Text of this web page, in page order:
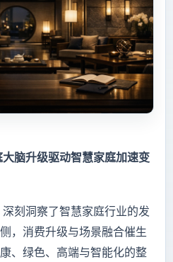
脑升级驱动智慧家庭加速变
深刻洞察了智慧家庭行业的发
，消费升级与场景融合催生
、绿色、高端与智能化的整